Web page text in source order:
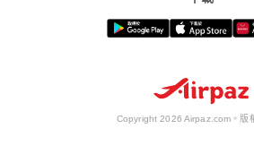
Copyright 2026 Airpaz.com。版